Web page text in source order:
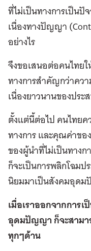
ที่ไม่เป็นทางการเป็นปั
เนื่องทางปัญญา
อย่างไร
จึงขอเสนอต่อคนไทย
ทางการสำคัญกว่าคว
เนื่องยาวนานของปร
ตั้งแต่นี้ต่อไป คนไทย
ทางการ และคุณค่าขอ
ของผู้นำที่ไม่เป็นทางก
ก็จะเป็นการพลิกโฉมป
นิยมมาเป็นสังคมอุด
เมื่อเราออกจากการ
อุดมปัญญา ก็จะสามา
ทุกๆด้าน